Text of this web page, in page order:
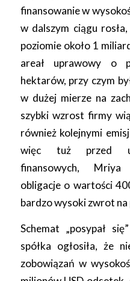
finansowanie w
w dalszym ciągu
poziomie około 1
areał uprawowy o
hektarów, przy czym
w dużej mierze na
szybki wzrost firmy
również kolejnymi
więc tuż przed
finansowych, Mriya
obligacje o wartości
bardzo wysoki zwrot na
Schemat „posypał
spółka ogłosiła, że
zobowiązań w